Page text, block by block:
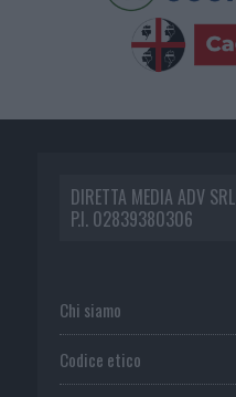
DIRETTA MEDIA ADV SRL
P.I. 02839380306
Chi siamo
Codice etico